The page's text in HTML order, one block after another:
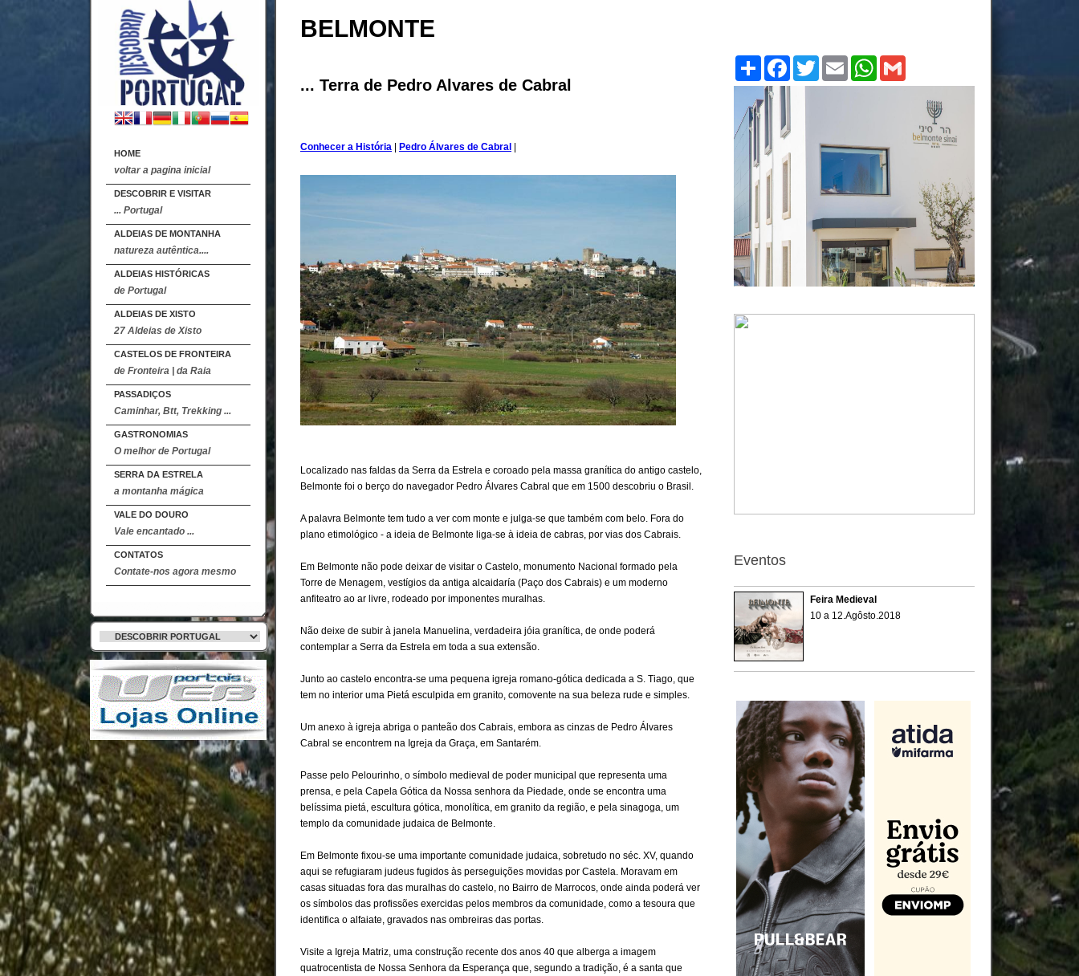
HOME
voltar a pagina inicial
DESCOBRIR E VISITAR
... Portugal
ALDEIAS DE MONTANHA
natureza autêntica....
ALDEIAS HISTÓRICAS
de Portugal
ALDEIAS DE XISTO
27 Aldeias de Xisto
CASTELOS DE FRONTEIRA
de Fronteira | da Raia
PASSADIÇOS
Caminhar, Btt, Trekking ...
GASTRONOMIAS
O melhor de Portugal
SERRA DA ESTRELA
a montanha mágica
VALE DO DOURO
Vale encantado ...
CONTATOS
Contate-nos agora mesmo
BELMONTE
... Terra de Pedro Alvares de Cabral
Conhecer a História Pedro Álvares de Cabral
Localizado nas faldas da Serra da Estrela e coroado pela massa granítica do antigo castelo,
Belmonte foi o berço do navegador Pedro Álvares Cabral que em 1500 descobriu o Brasil.
A palavra Belmonte tem tudo a ver com monte e julga-se que também com belo. Fora do
plano etimológico - a ideia de Belmonte liga-se à ideia de cabras, por vias dos Cabrais.
Em Belmonte não pode deixar de visitar o Castelo, monumento Nacional formado pela
Torre de Menagem, vestígios da antiga alcaidaría (Paço dos Cabrais) e um moderno
anfiteatro ao ar livre, rodeado por imponentes muralhas.
Não deixe de subir à janela Manuelina, verdadeira jóia granítica, de onde poderá
contemplar a Serra da Estrela em toda a sua extensão.
Junto ao castelo encontra-se uma pequena igreja romano-gótica dedicada a S. Tiago, que
tem no interior uma Pietá esculpida em granito, comovente na sua beleza rude e simples.
Um anexo à igreja abriga o panteão dos Cabrais, embora as cinzas de Pedro Álvares
Cabral se encontrem na Igreja da Graça, em Santarém.
Passe pelo Pelourinho, o símbolo medieval de poder municipal que representa uma
prensa, e pela Capela Gótica da Nossa senhora da Piedade, onde se encontra uma
belíssima pietá, escultura gótica, monolítica, em granito da região, e pela sinagoga, um
templo da comunidade judaica de Belmonte.
Em Belmonte fixou-se uma importante comunidade judaica, sobretudo no séc. XV, quando
aqui se refugiaram judeus fugidos às perseguições movidas por Castela. Moravam em
casas situadas fora das muralhas do castelo, no Bairro de Marrocos, onde ainda poderá ver
os símbolos das profissões exercidas pelos membros da comunidade, como a tesoura que
identifica o alfaiate, gravados nas ombreiras das portas.
Visite a Igreja Matriz, uma construção recente dos anos 40 que alberga a imagem
quatrocentista de Nossa Senhora da Esperança que, segundo a tradição, é a santa que
CompartilheFacebookTwitter Email WhatsApp
Eventos
Feira Medieval
10 a 12.Agôsto.2018